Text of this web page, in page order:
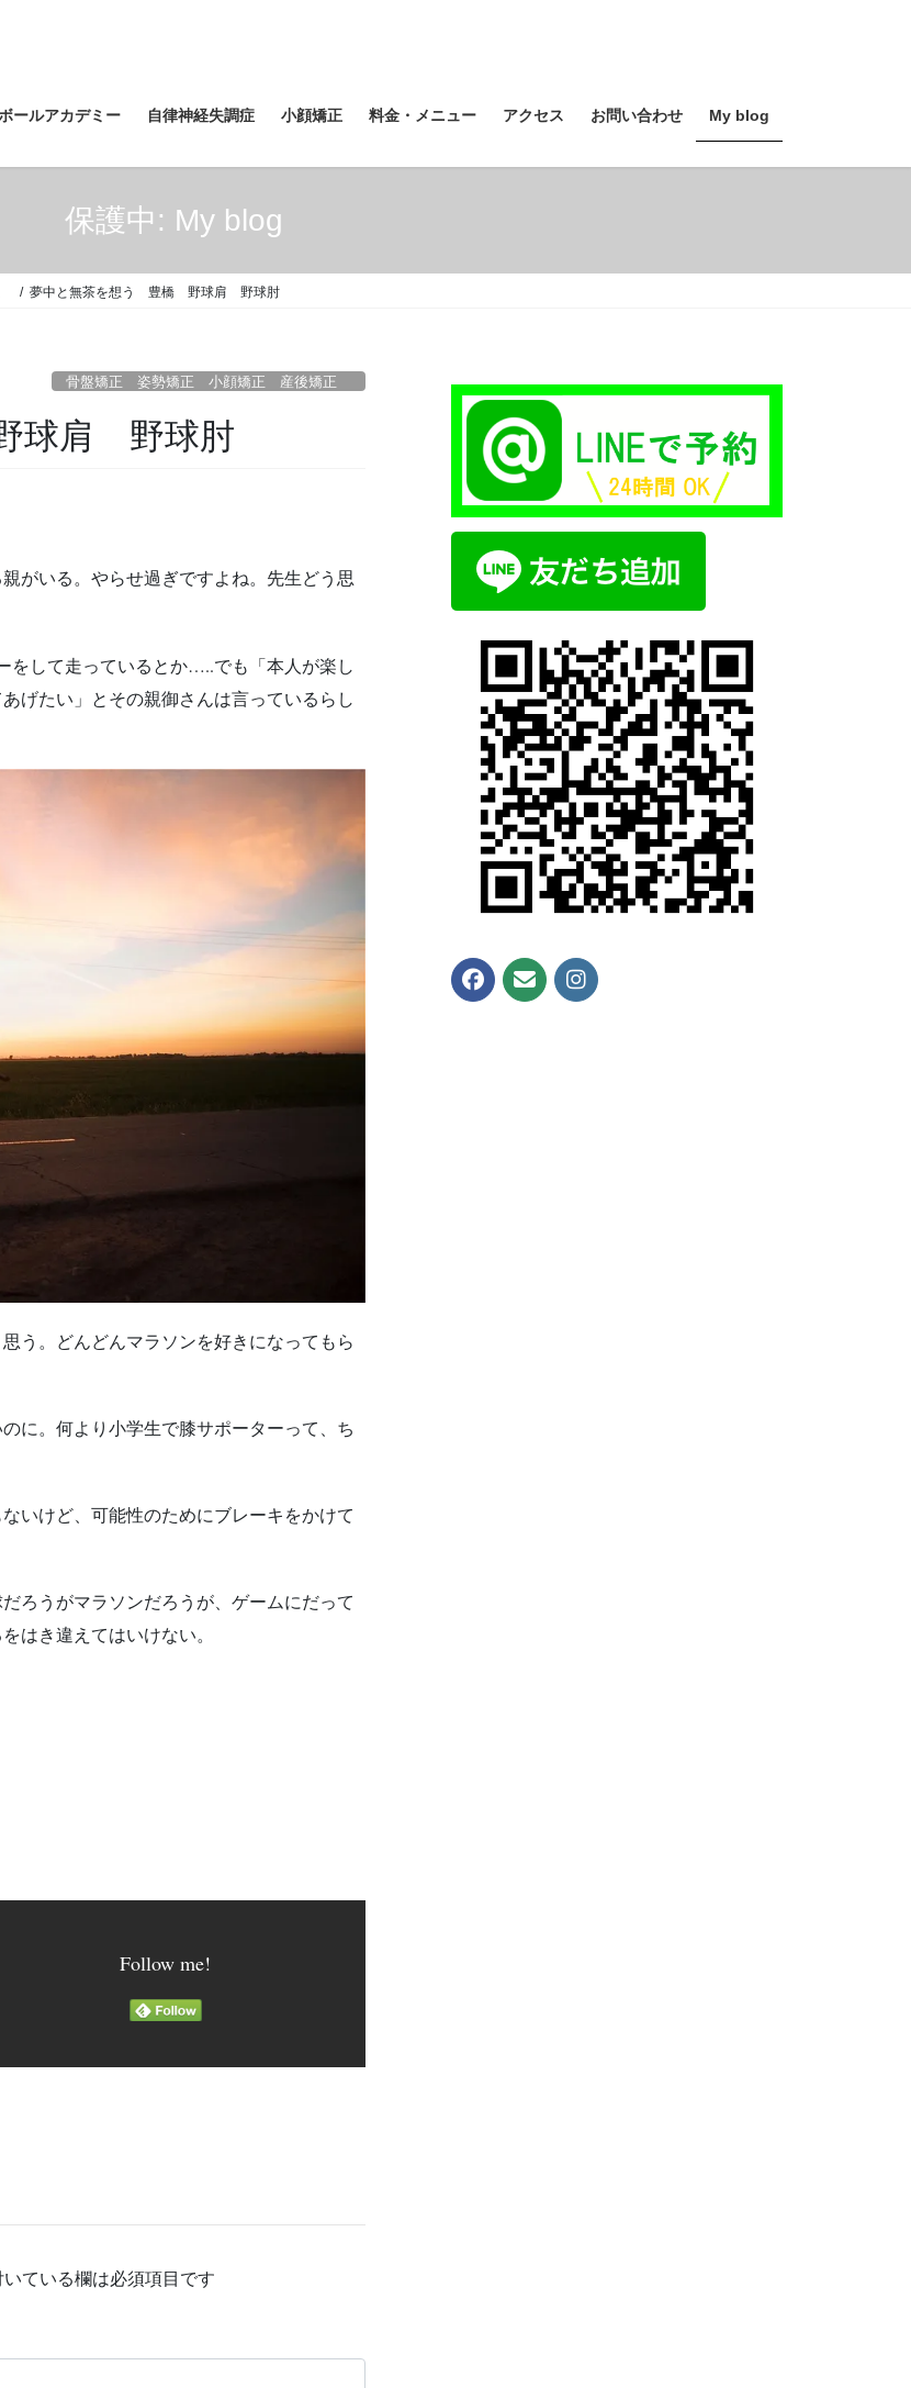
ールアカデミー 自律神経失調症 小顔矯正 料金・メニュー アクセス お問い合わせ My blog
保護中: My blog
夢中と無茶を想う 豊橋 野球肩 野球肘
骨盤矯正 姿勢矯正 小顔矯正 産後矯正
球肩 野球肘
がいる。やらせ過ぎですよね。先生どう思
をして走っているとか…..でも「本人が楽し
げたい」とその親御さんは言っているらし
う。どんどんマラソンを好きになってもら
に。何より小学生で膝サポーターって、ち
いけど、可能性のためにブレーキをかけて
ろうがマラソンだろうが、ゲームにだって
はき違えてはいけない。
Follow me!
いている欄は必須項目です